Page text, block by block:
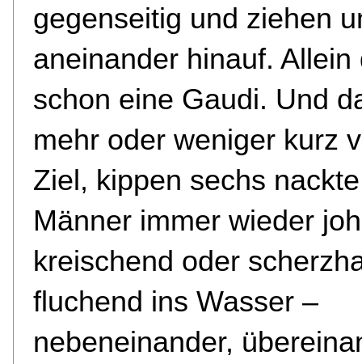
gegenseitig und ziehen
aneinander hinauf. Allein
schon eine Gaudi. Und
mehr oder weniger kurz
Ziel, kippen sechs nackte
Männer immer wieder
kreischend oder
fluchend ins Wasser –
nebeneinander,